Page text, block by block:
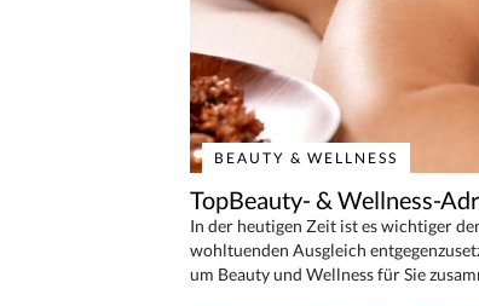
BEAUTY & WELLNESS
TopBeauty- & Wellness-
In der heutigen Zeit ist es wichtiger
wohltuenden Ausgleich
um Beauty und Wellness für Sie